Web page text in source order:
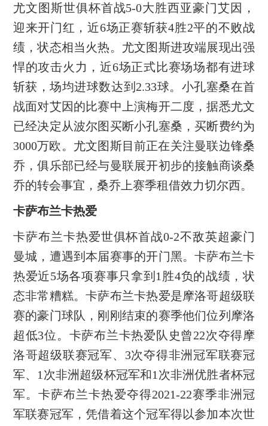
尤文图斯世俱杯首战5-0大胜西亚豪门艾因，
迎来开门红，近6场正赛斩获4胜2平的不败战
绩，状态相当火热。尤文图斯进攻端展现出强
悍的攻击火力，近6场正式比赛场场都有进球
斩获，场均进球数达到2.33球。小孔塞桑在首
战面对艾因的比赛中上演梅开二度，据悉尤文
已经决定从波尔图买断小孔塞桑，买断费约为
3000万欧。尤文图斯目前正在关注曼联边锋桑
乔，俱乐部已经与曼联展开初步的接触商谈桑
乔的转会事宜，桑乔上赛季租借效力切尔西。
卡萨布兰卡热爱
卡萨布兰卡热爱世俱杯首战0-2不敌英超豪门
曼城，遭遇到本届赛事的开门黑。卡萨布兰卡
热爱近5场各项赛事只拿到1胜4负的战绩，状
态非常糟糕。卡萨布兰卡热爱是摩洛哥超级联
赛的豪门球队，刚刚结束的赛季他们位列摩洛
超低3位。卡萨布兰卡热爱队史曾22次夺得摩
洛哥超级联赛冠军、3次夺得非洲冠军联赛冠
军、1次非洲超级杯冠军和1次非洲优胜者杯冠
军。卡萨布兰卡热爱夺得2021-22赛季非洲冠
军联赛冠军，凭借着这个冠军得以参加本次世